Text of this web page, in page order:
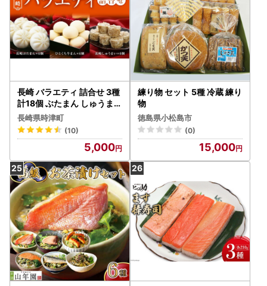
長崎 バラエティ 詰合せ 3種
計18個 ぶたまん しゅうまい
【FT12】
長崎県時津町
(10)
5,000
練り物 セット 5種 冷蔵 練り
物
徳島県小松島市
(0)
15,000